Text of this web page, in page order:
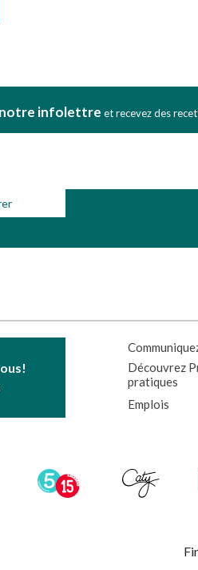
notre infolettre et recevez des
Découvrez
pratiques
Emplois